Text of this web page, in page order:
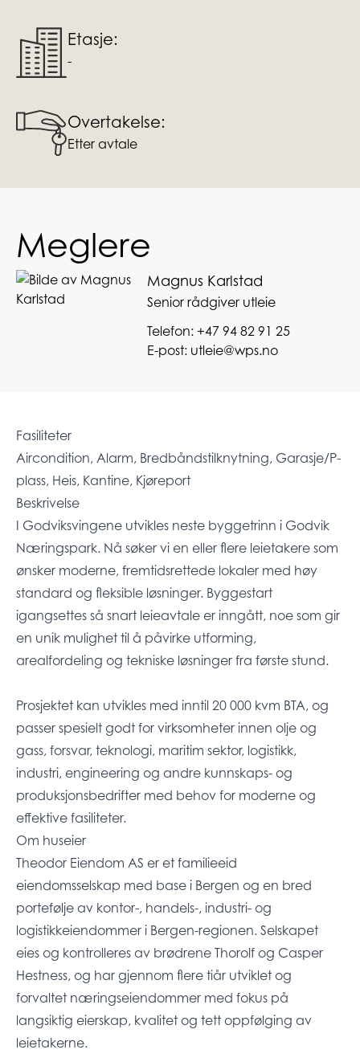
Etasje:
-
Overtakelse:
Etter avtale
Meglere
Magnus Karlstad
Senior rådgiver utleie
Telefon:+47 94 82 91 25
E-post: utleie@wps.no
Fasiliteter
Aircondition, Alarm, Bredbåndstilknytning, Garasje/P-
plass, Heis, Kantine, Kjøreport
Beskrivelse
I Godviksvingene utvikles neste byggetrinn i Godvik
Næringspark. Nå søker vi en eller flere leietakere som
ønsker moderne, fremtidsrettede lokaler med høy
standard og fleksible løsninger. Byggestart
igangsettes så snart leieavtale er inngått, noe som gir
en unik mulighet til å påvirke utforming,
arealfordeling og tekniske løsninger fra første stund.
Prosjektet kan utvikles med inntil 20 000 kvm BTA, og
passer spesielt godt for virksomheter innen olje og
gass, forsvar, teknologi, maritim sektor, logistikk,
industri, engineering og andre kunnskaps- og
produksjonsbedrifter med behov for moderne og
effektive fasiliteter.
Om huseier
Theodor Eiendom AS er et familieeid
eiendomsselskap med base i Bergen og en bred
portefølje av kontor-, handels-, industri- og
logistikkeiendommer i Bergen-regionen. Selskapet
eies og kontrolleres av brødrene Thorolf og Casper
Hestness, og har gjennom flere tiår utviklet og
forvaltet næringseiendommer med fokus på
langsiktig eierskap, kvalitet og tett oppfølging av
leietakerne.